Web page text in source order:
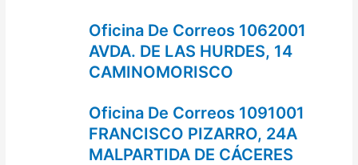
Oficina De Correos 1062001
AVDA. DE LAS HURDES, 14
CAMINOMORISCO
Oficina De Correos 1091001
FRANCISCO PIZARRO, 24A
MALPARTIDA DE CÁCERES